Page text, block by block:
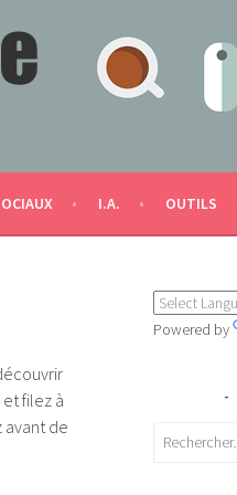
I.A. OUTILS
filez à
de
Powered by
Rechercher :